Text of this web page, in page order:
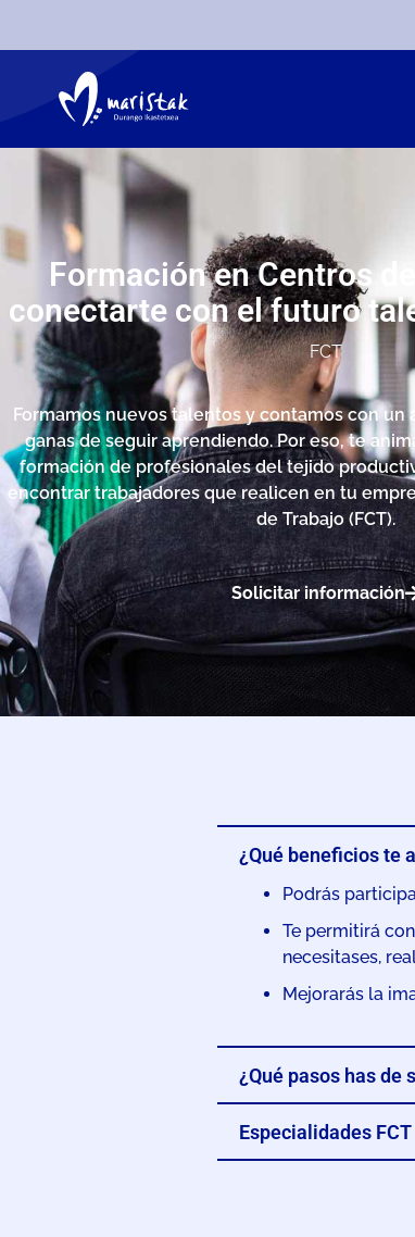
Formación en Centros
conectarte con el futuro
FCT
Formamos nuevos talentos y contamos con
ganas de seguir aprendiendo. Por eso, te
formación de profesionales del tejido
encontrar trabajadores que realicen en tu
de Trabajo (FCT).
Solicitar información
¿Qué beneficios te
Podrás
Te permitirá
necesitases,
Mejorarás la
¿Qué pasos has de
Especialidades FCT